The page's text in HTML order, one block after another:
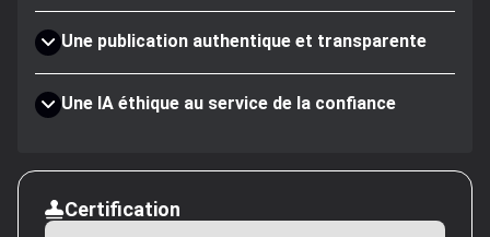
Une publication authentique et transparente
Une IA éthique au service de la confiance
Certification